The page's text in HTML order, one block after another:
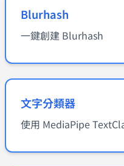
Blurhash
一鍵創建 Blurhash
文字分類器
使用 MediaPipe